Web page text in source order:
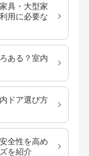
具・大型家
用に必要な
ある？室内
ドア選び方
全性を高め
を紹介